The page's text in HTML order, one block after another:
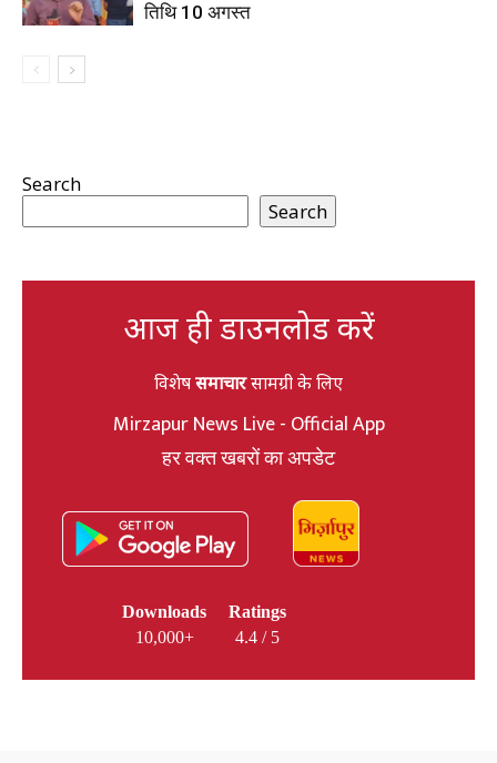
तिथि 10 अगस्त
Search
Search
आज ही डाउनलोड करें
विशेषसमाचारसामग्री के लिए
Mirzapur News Live - Official App
हर वक्त खबरों का अपडेट
Downloads
10,000+
Ratings
4.4 / 5